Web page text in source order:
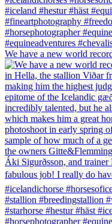
We have a new world